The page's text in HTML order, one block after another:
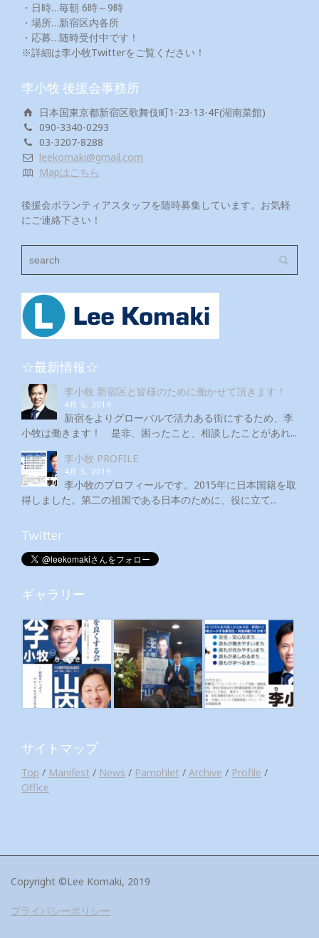
・日時…毎朝 6時～9時
・場所…新宿区内各所
・応募…随時受付中です！
※詳細は李小牧Twitterをご覧ください！
李小牧 後援会事務所
日本国東京都新宿区歌舞伎町1-23-13-4F(湖南菜館)
090-3340-0293
03-3207-8288
leekomaki@gmail.com
Mapはこちら
後援会ボランティアスタッフを随時募集しています。お気軽
にご連絡下さい！
☆最新情報☆
李小牧 新宿区と皆様のために働かせて頂きます！
4月 5, 2019
新宿をよりグローバルで活力ある街にするため、李
小牧は働きます！ 是非、困ったこと、相談したことがあれ...
李小牧 PROFILE
4月 5, 2019
李小牧のプロフィールです。2015年に日本国籍を取
得しました。第二の祖国である日本のために、役に立て...
Twitter
ギャラリー
サイトマップ
Top / Manifest / News / Pamphlet / Archive / Profile /
Office
Copyright ©Lee Komaki, 2019
プライバシーポリシー